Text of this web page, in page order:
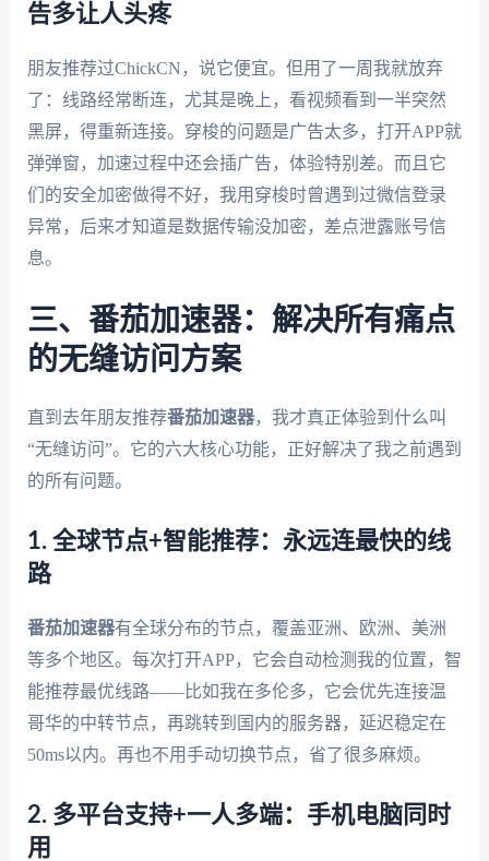
告多让人头疼
朋友推荐过ChickCN，说它便宜。但用了一周我就放弃
了：线路经常断连，尤其是晚上，看视频看到一半突然
黑屏，得重新连接。穿梭的问题是广告太多，打开APP就
弹弹窗，加速过程中还会插广告，体验特别差。而且它
们的安全加密做得不好，我用穿梭时曾遇到过微信登录
异常，后来才知道是数据传输没加密，差点泄露账号信
息。
三、番茄加速器：解决所有痛点
的无缝访问方案
直到去年朋友推荐番茄加速器，我才真正体验到什么叫
“无缝访问”。它的六大核心功能，正好解决了我之前遇到
的所有问题。
1. 全球节点+智能推荐：永远连最快的线
路
番茄加速器有全球分布的节点，覆盖亚洲、欧洲、美洲
等多个地区。每次打开APP，它会自动检测我的位置，智
能推荐最优线路——比如我在多伦多，它会优先连接温
哥华的中转节点，再跳转到国内的服务器，延迟稳定在
50ms以内。再也不用手动切换节点，省了很多麻烦。
2. 多平台支持+一人多端：手机电脑同时
用